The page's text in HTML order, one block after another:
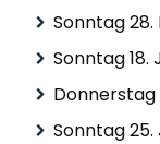
Sonntag 28.
Sonntag 18.
Donnerstag
Sonntag 25.